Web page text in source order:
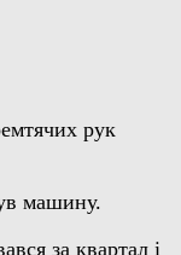
рук
машину.
за квартал і